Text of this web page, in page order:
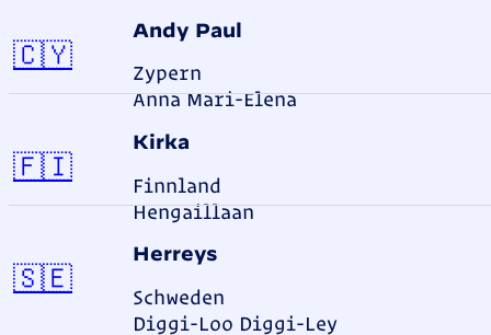
Andy Paul
Zypern
Anna Mari-Elena
🇨🇾Zypern
Kirka
Finnland
Hengaillaan
🇫🇮Finnland
Herreys
Schweden
Diggi-Loo Diggi-Ley
🇸🇪Schweden